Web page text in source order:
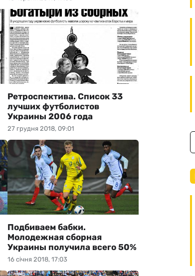
27 грудня 2018, 09:01
Ретроспектива. Список 33
лучших футболистов
Украины 2006 года
16 січня 2018, 17:03
Подбиваем бабки.
Молодежная сборная
Украины получила всего 50%